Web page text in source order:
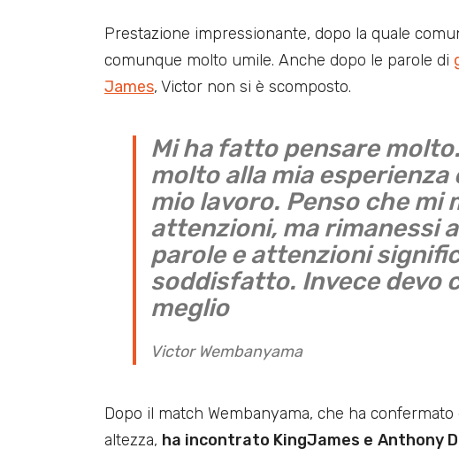
Prestazione impressionante, dopo la quale
comunque molto umile. Anche dopo le parole di
James, Victor non si è scomposto.
Mi ha fatto pensare
molto alla mia esperienza
mio lavoro. Penso che mi
attenzioni, ma rimanessi
parole e attenzioni
soddisfatto. Invece devo
meglio
Victor Wembanyama
Dopo il match Wembanyama, che ha
altezza, ha incontrato KingJames e Anthony